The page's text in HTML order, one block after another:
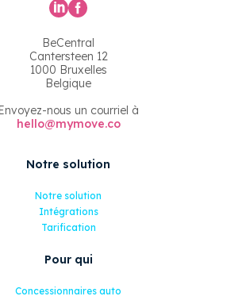
BeCentral
Cantersteen 12
1000 Bruxelles
Belgique
Envoyez-nous un courriel à
hello@mymove.co
Notre solution
Notre solution
Intégrations
Tarification
Pour qui
Concessionnaires auto